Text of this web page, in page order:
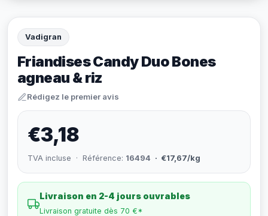
Vadigran
Friandises Candy Duo Bones
agneau & riz
Rédigez le premier avis
€3,18
TVA incluse · Référence: 16494 · €17,67/kg
Livraison en 2-4 jours ouvrables
Livraison gratuite dès 70 €*